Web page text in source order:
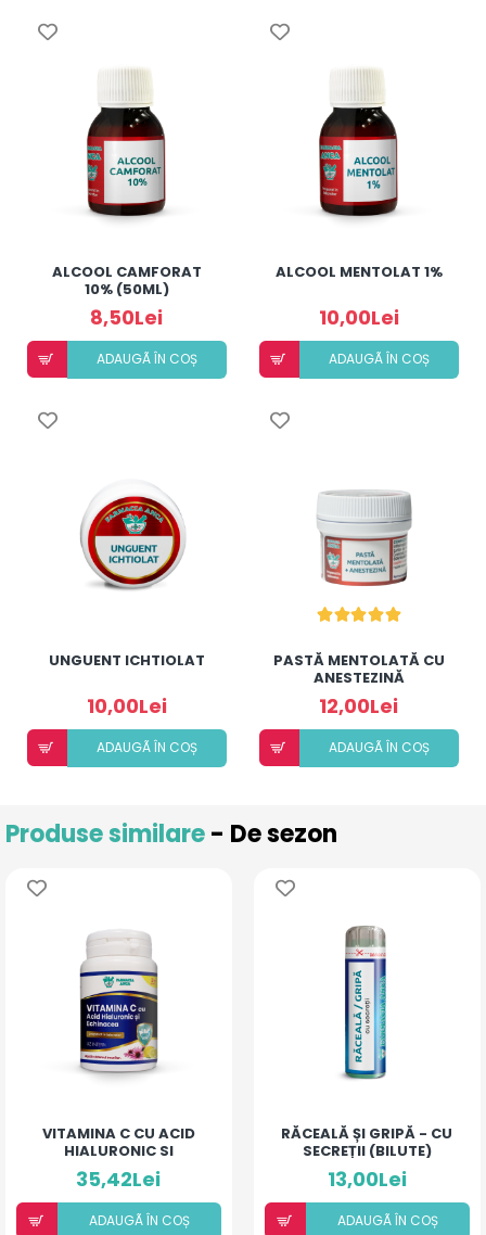
ALCOOL CAMFORAT
10% (50ML)
8,50Lei
ADAUGÃ ÎN COȘ
ALCOOL MENTOLAT 1%
10,00Lei
ADAUGÃ ÎN COȘ
UNGUENT ICHTIOLAT
10,00Lei
ADAUGÃ ÎN COȘ
PASTĂ MENTOLATĂ CU
ANESTEZINĂ
12,00Lei
ADAUGÃ ÎN COȘ
Produse similare- De sezon
VITAMINA C CU ACID
HIALURONIC SI
ECHINACEA
35,42Lei
ADAUGÃ ÎN COȘ
RĂCEALĂ ȘI GRIPĂ - CU
SECREȚII (BILUTE)
13,00Lei
ADAUGÃ ÎN COȘ